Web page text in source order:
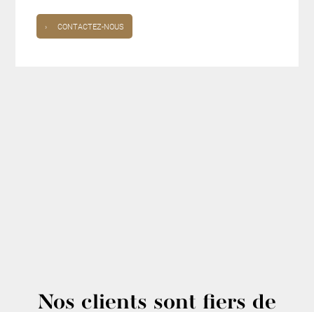
› CONTACTEZ-NOUS
Nos clients sont fiers de